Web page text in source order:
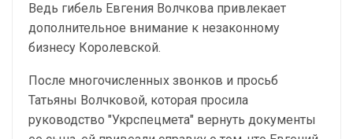
Ведь гибель Евгения Волчкова привлекает
дополнительное внимание к незаконному
бизнесу Королевской.
После многочисленных звонков и просьб
Татьяны Волчковой, которая просила
руководство "Укрспецмета" вернуть документы